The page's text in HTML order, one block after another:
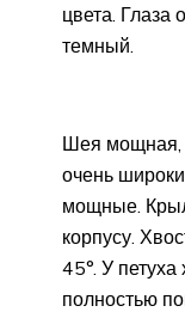
цвета.
темный.
Шея мощная,
очень
мощные.
корпусу.
45°. У
полностью